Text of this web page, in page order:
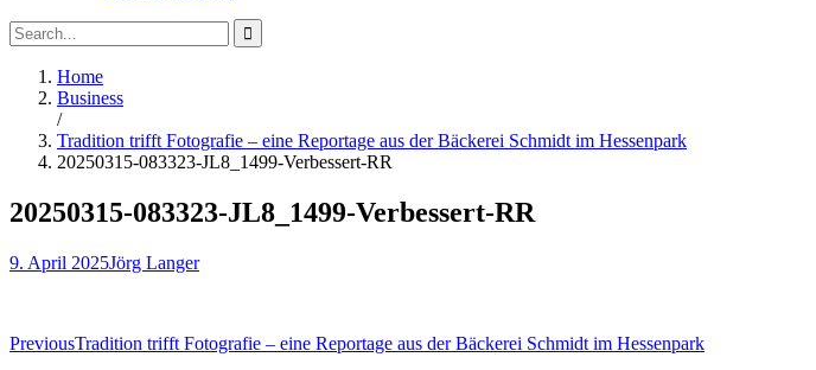
Search
Search
for:
Home
Business
/
Tradition trifft Fotografie – eine Reportage aus der Bäckerei Schmidt im Hessenpark
20250315-083323-JL8_1499-Verbessert-RR
20250315-083323-JL8_1499-Verbessert-RR
9. April 2025Jörg Langer
Beitragsnavigation
PreviousTradition trifft Fotografie – eine Reportage aus der Bäckerei Schmidt im Hessenpark